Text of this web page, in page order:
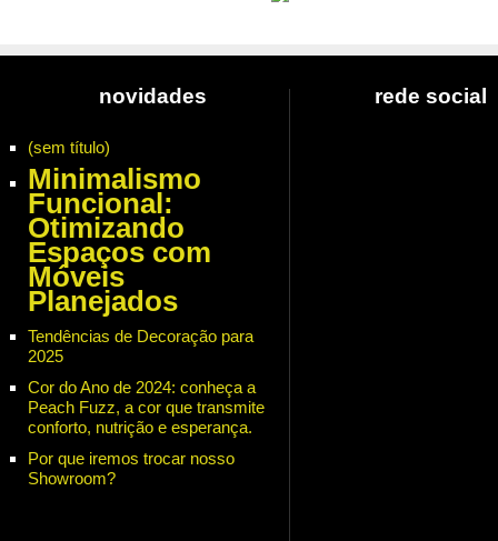
novidades
(sem título)
Minimalismo
Funcional:
Otimizando
Espaços com
Móveis
Planejados
Tendências de Decoração para
2025
Cor do Ano de 2024: conheça a
Peach Fuzz, a cor que transmite
conforto, nutrição e esperança.
Por que iremos trocar nosso
Showroom?
rede social